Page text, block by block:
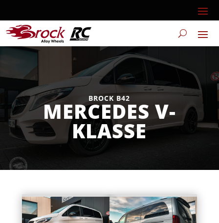
BROCK B42
MERCEDES V-
KLASSE